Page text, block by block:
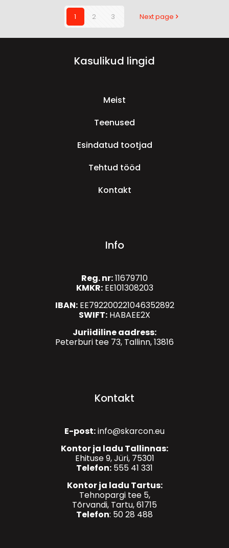
1 2 3 Next page
Kasulikud lingid
Meist
Teenused
Esindatud tootjad
Tehtud tööd
Kontakt
Info
Reg. nr:11679710
KMKR:EE101308203
IBAN:EE792200221046352892
SWIFT: HABAEE2X
Juriidiline aadress:
Peterburi tee 73, Tallinn, 13816
Kontakt
E-post:info@skarcon.eu
Kontor ja ladu Tallinnas:
Ehituse 9, Jüri, 75301
Telefon: 555 41 331
Kontor ja ladu Tartus:
Tehnopargi tee 5,
Tõrvandi, Tartu, 61715
Telefon: 50 28 488